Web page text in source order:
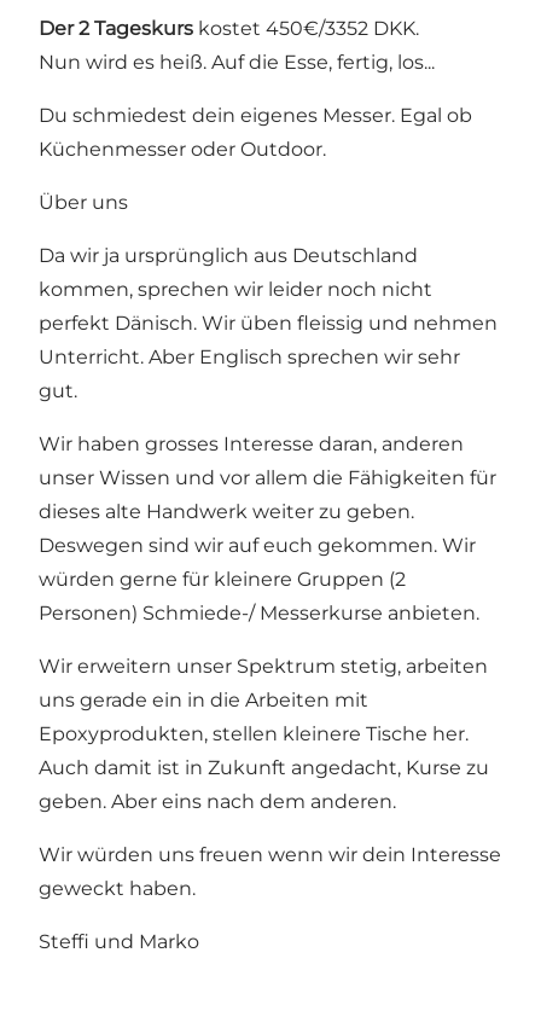
Der 2 Tageskurs kostet 450€/3352 DKK.
Nun wird es heiß. Auf die Esse, fertig, los...
Du schmiedest dein eigenes Messer. Egal ob
Küchenmesser oder Outdoor.
Über uns
Da wir ja ursprünglich aus Deutschland
kommen, sprechen wir leider noch nicht
perfekt Dänisch. Wir üben fleissig und nehmen
Unterricht. Aber Englisch sprechen wir sehr
gut.
Wir haben grosses Interesse daran, anderen
unser Wissen und vor allem die Fähigkeiten für
dieses alte Handwerk weiter zu geben.
Deswegen sind wir auf euch gekommen. Wir
würden gerne für kleinere Gruppen (2
Personen) Schmiede-/ Messerkurse anbieten.
Wir erweitern unser Spektrum stetig, arbeiten
uns gerade ein in die Arbeiten mit
Epoxyprodukten, stellen kleinere Tische her.
Auch damit ist in Zukunft angedacht, Kurse zu
geben. Aber eins nach dem anderen.
Wir würden uns freuen wenn wir dein Interesse
geweckt haben.
Steffi und Marko